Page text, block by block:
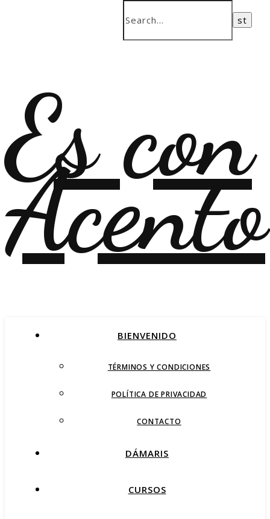
Es con
Acento
BIENVENIDO
TÉRMINOS Y CONDICIONES
POLÍTICA DE PRIVACIDAD
CONTACTO
DÁMARIS
CURSOS